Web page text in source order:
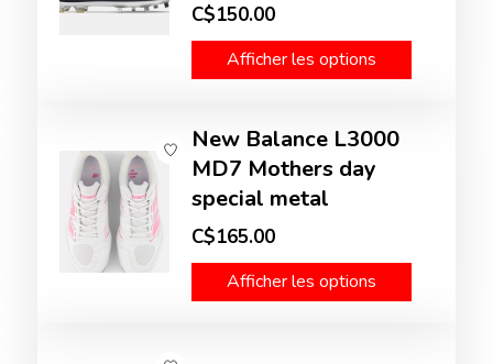
C$150.00
Afficher les options
New Balance L3000
MD7 Mothers day
special metal
C$165.00
Afficher les options